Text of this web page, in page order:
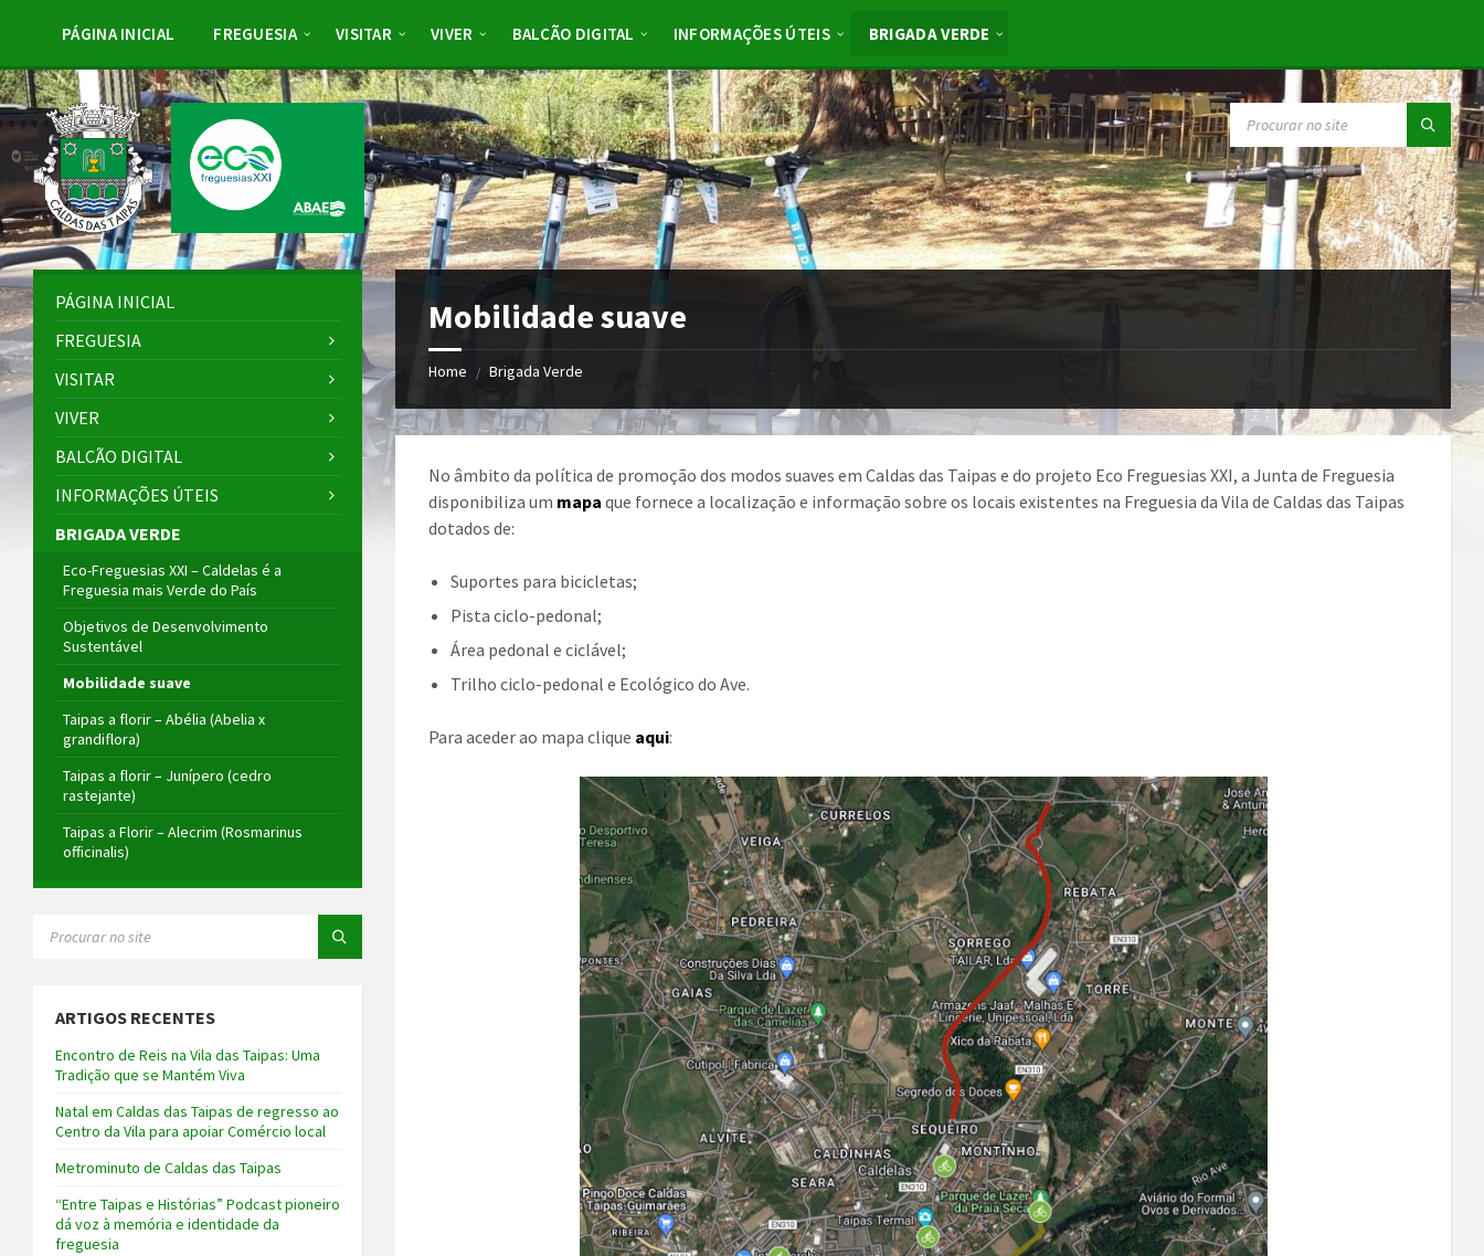
sidebar
PÁGINA INICIAL FREGUESIA VISITAR VIVER BALCÃO DIGITAL INFORMAÇÕES ÚTEIS BRIGADA VERDE
SEARCH:
Mobilidade suave
Home / Brigada Verde
No âmbito da política de promoção dos modos suaves em Caldas das Taipas e do projeto Eco Freguesias XXI, a Junta de Freguesia
disponibiliza um mapa que fornece a localização e informação sobre os locais existentes na Freguesia da Vila de Caldas das Taipas
dotados de:
Suportes para bicicletas;
Pista ciclo-pedonal;
Área pedonal e ciclável;
Trilho ciclo-pedonal e Ecológico do Ave.
Para aceder ao mapa clique aqui:
PÁGINA INICIAL
FREGUESIA
VISITAR
VIVER
BALCÃO DIGITAL
INFORMAÇÕES ÚTEIS
BRIGADA VERDE
Eco-Freguesias XXI – Caldelas é a
Freguesia mais Verde do País
Objetivos de Desenvolvimento
Sustentável
Mobilidade suave
Taipas a florir – Abélia (Abelia x
grandiflora)
Taipas a florir – Junípero (cedro
rastejante)
Taipas a Florir – Alecrim (Rosmarinus
officinalis)
ARTIGOS RECENTES
Encontro de Reis na Vila das Taipas: Uma
Tradição que se Mantém Viva
Natal em Caldas das Taipas de regresso ao
Centro da Vila para apoiar Comércio local
Metrominuto de Caldas das Taipas
“Entre Taipas e Histórias” Podcast pioneiro
dá voz à memória e identidade da
freguesia